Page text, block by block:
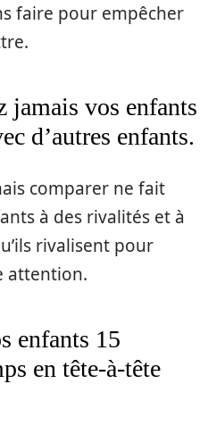
faire pour empêcher
jamais vos enfants
d’autres enfants.
comparer ne fait
à des rivalités et à
rivalisent pour
attention.
enfants 15
en tête-à-tête